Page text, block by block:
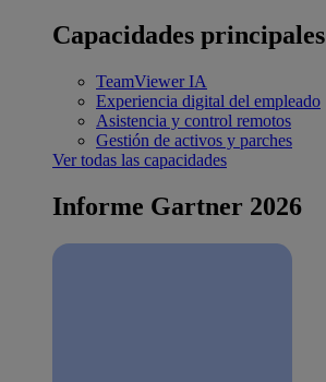
Capacidades principales
TeamViewer IA
Experiencia digital del empleado
Asistencia y control remotos
Gestión de activos y parches
Ver todas las capacidades
Informe Gartner 2026